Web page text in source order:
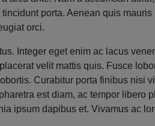
porta. Aenean quis
orci.
Integer eget enim ac lacus
velit mattis quis. Fusce
Curabitur porta finibus nisi
est diam, ac tempor libero
ipsum dapibus et. Vivamus ac